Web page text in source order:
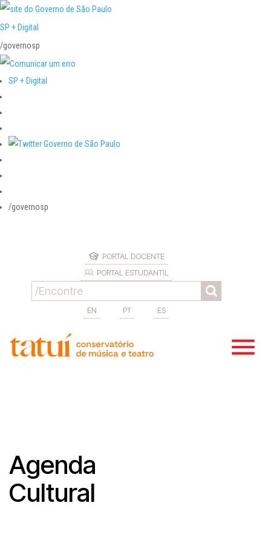
SP + Digital
/governosp
SP + Digital
/governosp
PORTAL DOCENTE
PORTAL ESTUDANTIL
EN PT ES
Agenda
Cultural